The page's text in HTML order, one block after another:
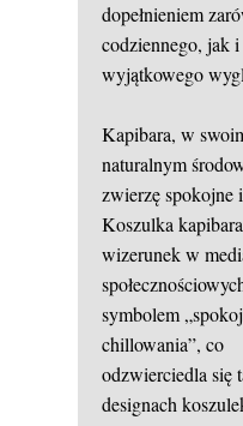
dopełnieniem
codziennego, jak i
wyjątkowego
Kapibara, w
naturalnym
zwierzę spokojne
Koszulka kapibara
wizerunek w
symbolem
chillowania”, co
odzwierciedla się
designach